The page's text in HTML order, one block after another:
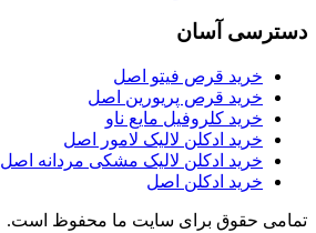
دسترسی آسان
خرید قرص فیتو اصل
خرید قرص پریورین اصل
خرید کلروفیل مایع ناو
خرید ادکلن لالیک لامور اصل
خرید ادکلن لالیک مشکی مردانه اصل
خرید ادکلن اصل
تمامی حقوق برای سایت ما محفوظ است.